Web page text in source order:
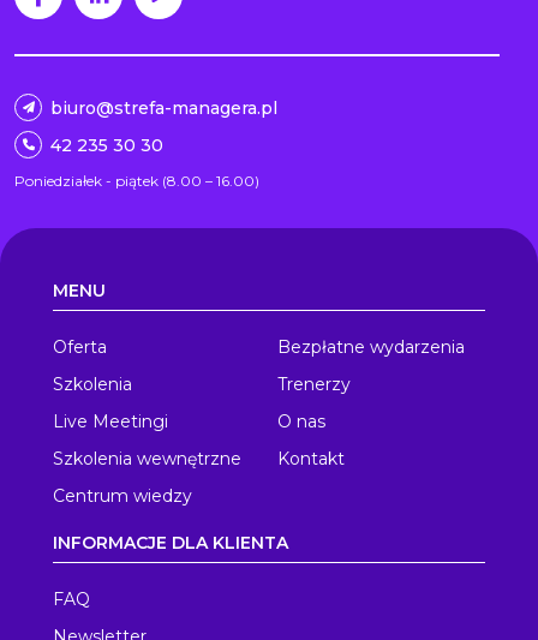
biuro@strefa-managera.pl
42 235 30 30
Poniedziałek - piątek (8.00 – 16.00)
MENU
Oferta
Szkolenia
Live Meetingi
Szkolenia wewnętrzne
Centrum wiedzy
Bezpłatne wydarzenia
Trenerzy
O nas
Kontakt
INFORMACJE DLA KLIENTA
FAQ